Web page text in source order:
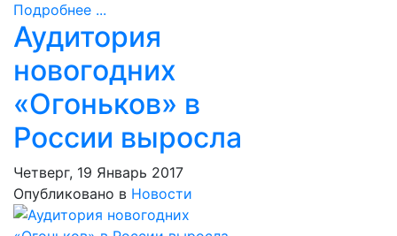
Подробнее ...
Аудитория
новогодних
«Огоньков» в
России выросла
Четверг, 19 Январь 2017
Опубликовано в Новости